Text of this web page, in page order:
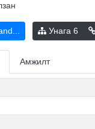
Унага 6
Амжилт